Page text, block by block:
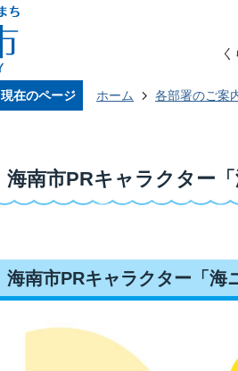
現在のページ ホーム 各部署のご案
海南市PRキャラクター「
海南市PRキャラクター「海